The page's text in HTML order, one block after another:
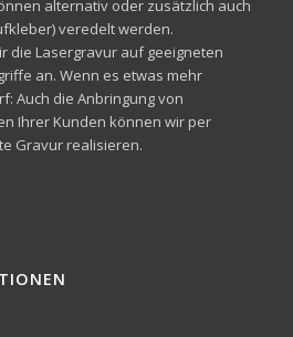
alternativ oder zusätzlich auch
veredelt werden.
die Lasergravur auf geeigneten
an. Wenn es etwas mehr
Auch die Anbringung von
Ihrer Kunden können wir per
Gravur realisieren.